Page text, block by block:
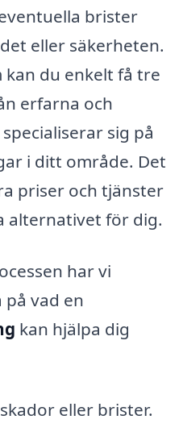
brister
eller säkerheten.
du enkelt få tre
erfarna och
sig på
i ditt område. Det
priser och tjänster
alternativet för dig.
har vi
vad en
kan hjälpa dig
eller brister.